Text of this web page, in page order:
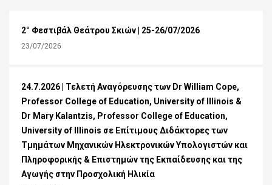
2° Φεστιβάλ Θεάτρου Σκιών | 25-26/07/2026
23/07/2026
24.7.2026 | Τελετή Αναγόρευσης των Dr William Cope,
Professor College of Education, University of Illinois &
Dr Mary Kalantzis, Professor College of Education,
University of Illinois σε Επίτιμους Διδάκτορες των
Τμημάτων Μηχανικών Ηλεκτρονικών Υπολογιστών και
Πληροφορικής & Επιστημών της Εκπαίδευσης και της
Αγωγής στην Προσχολική Ηλικία